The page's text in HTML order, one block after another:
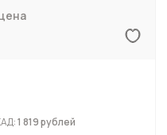
1 819 рублей